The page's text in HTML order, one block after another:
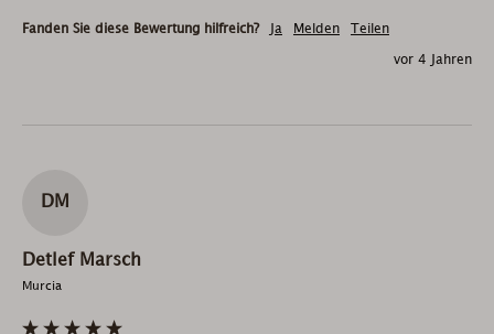
Fanden Sie diese Bewertung hilfreich? Ja Melden Teilen
vor 4 Jahren
DM
Detlef Marsch
Murcia